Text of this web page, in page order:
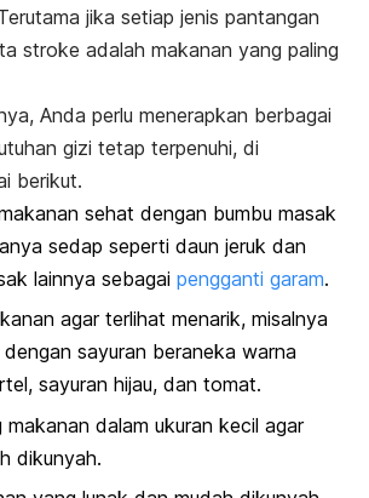
jika setiap jenis pantangan
stroke adalah makanan yang paling
Anda perlu menerapkan berbagai
gizi tetap terpenuhi, di
berikut.
sehat dengan bumbu masak
sedap seperti daun jeruk dan
lainnya sebagai pengganti garam.
agar terlihat menarik, misalnya
sayuran beraneka warna
sayuran hijau, dan tomat.
dalam ukuran kecil agar
dikunyah.